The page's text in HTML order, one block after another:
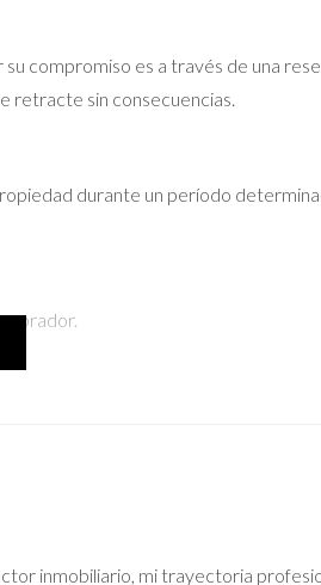
compromiso es a través de una
retracte sin consecuencias.
durante un período
del trato. Este concepto legal
inmobiliario, mi trayectoria